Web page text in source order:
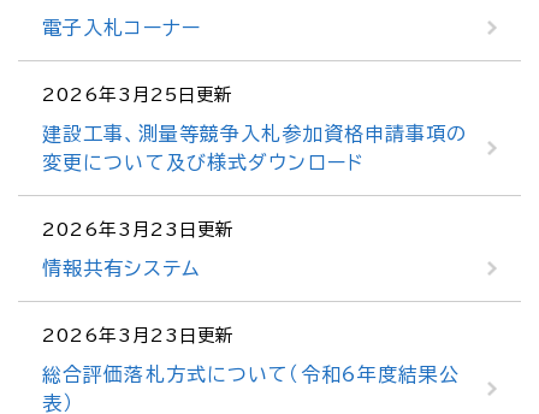
電子入札コーナー
2026年3月25日更新
建設工事、測量等競争入札参加資格申請事項の
変更について及び様式ダウンロード
2026年3月23日更新
情報共有システム
2026年3月23日更新
総合評価落札方式について（令和6年度結果公
表）